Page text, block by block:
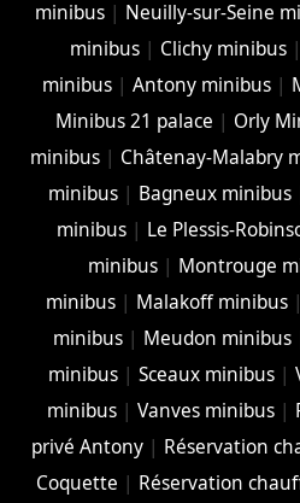
minibus| Neuilly-sur-Seine
minibus| Clichy minibus|
minibus| Antony minibus|
Minibus 21 palace | Orly
minibus| Châtenay-Malabry
minibus | Bagneux minibus
minibus | Le Plessis-
minibus| Montrouge
minibus| Malakoff minibus|
minibus | Meudon minibus
minibus| Sceaux minibus|
minibus |Vanves minibus |
privé Antony | Réservation
Coquette | Réservation